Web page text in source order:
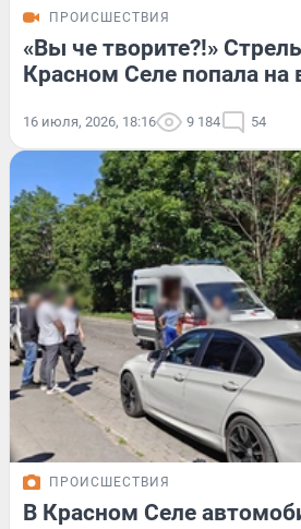
ПРОИСШЕСТВИЯ
«Вы че творите?!»
Красном Селе попала на
16 июля, 2026, 18:16 9 184 54
ПРОИСШЕСТВИЯ
В Красном Селе